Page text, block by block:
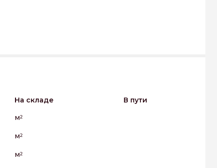
На складе
В пути
м2
м2
м2